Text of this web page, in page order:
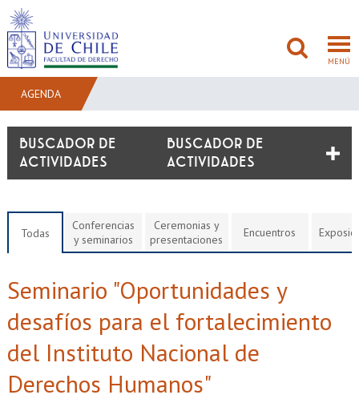
MENÚ
FACULTAD
PREGRADO
ADMISIÓN
INVESTIGACIÓN
BIBLIOTECAS
EXTENSIÓN
Académicos
AGENDA
BUSCADOR DE
ACTIVIDADES
Todas
Conferencias
y seminarios
Ceremonias y
presentaciones
Encuentros
Seminario "Oportunidades y
desafíos para el fortalecimiento
del Instituto Nacional de
Derechos Humanos"